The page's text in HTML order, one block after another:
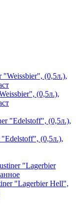
(0,5л.),
(0,5л.),
"Lagerbier Hell",